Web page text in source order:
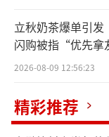
有高利润率，
长率。
康、营养；
立秋奶茶爆单引
闪购被指“优先
贵的拿”
2026-08-09 12:56:23
精彩推荐